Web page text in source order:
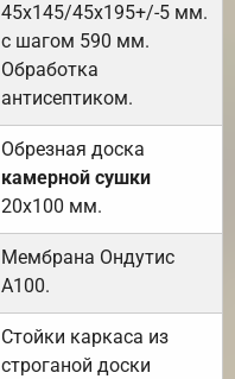
45х145/45х195+/-5 мм.
с шагом 590 мм.
Обработка
антисептиком.
Обрезная доска
камерной сушки
20х100 мм.
Мембрана Ондутис
А100.
Стойки каркаса из
строганой доски